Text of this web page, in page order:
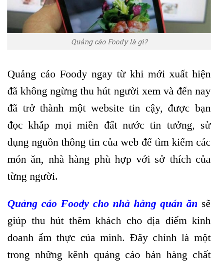
Quảng cáo Foody là gì?
Quảng cáo Foody ngay từ khi mới xuất hiện
đã không ngừng thu hút người xem và đến nay
đã trở thành một website tin cậy, được bạn
đọc khắp mọi miền đất nước tin tưởng, sử
dụng nguồn thông tin của web để tìm kiếm các
món ăn, nhà hàng phù hợp với sở thích của
từng người.
Quảng cáo Foody cho nhà hàng quán ăn sẽ
giúp thu hút thêm khách cho địa điểm kinh
doanh ẩm thực của mình. Đây chính là một
trong những kênh quảng cáo bán hàng chất